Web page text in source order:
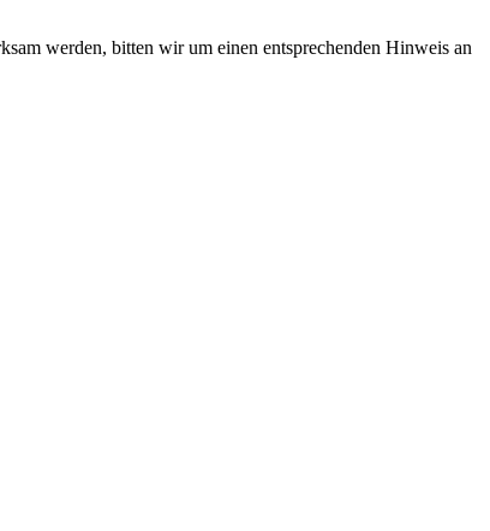
werden, bitten wir um einen entsprechenden Hinweis an